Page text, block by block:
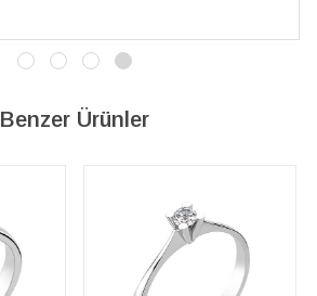
Benzer Ürünler